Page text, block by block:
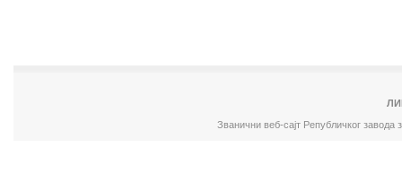
Званични веб-сајт Републичког